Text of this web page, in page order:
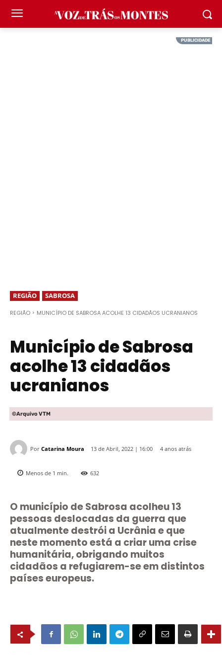
REGIÃO SABROSA
REGIÃO MUNICÍPIO DE SABROSA ACOLHE 13 CIDADÃOS UCRANIANOS
Município de Sabrosa
acolhe 13 cidadãos
ucranianos
©Arquivo VTM
Por Catarina Moura 13 de Abril, 2022 | 16:00 4 anos atrás
Menos de 1 min. 632
O município de Sabrosa acolheu 13
pessoas deslocadas da guerra que
atualmente destrói a Ucrânia e que
neste momento está a criar uma crise
humanitária, obrigando muitos
cidadãos a refugiarem-se em distintos
países europeus.